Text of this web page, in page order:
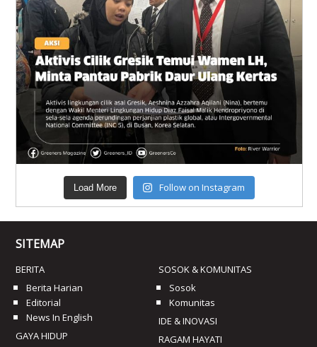
Load More Follow on Instagram
SITEMAP
BERITA
Berita Harian
Editorial
News In English
GAYA HIDUP
SOSOK & KOMUNITAS
Sosok
Komunitas
IDE & INOVASI
RAGAM HAYATI